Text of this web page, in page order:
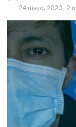
24 mayo, 2020
2